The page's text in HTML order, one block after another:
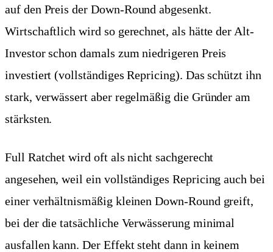
auf den Preis der Down-Round abgesenkt.
Wirtschaftlich wird so gerechnet, als hätte der Alt-
Investor schon damals zum niedrigeren Preis
investiert (vollständiges Repricing). Das schützt ihn
stark, verwässert aber regelmäßig die Gründer am
stärksten.
Full Ratchet wird oft als nicht sachgerecht
angesehen, weil ein vollständiges Repricing auch bei
einer verhältnismäßig kleinen Down-Round greift,
bei der die tatsächliche Verwässerung minimal
ausfallen kann. Der Effekt steht dann in keinem